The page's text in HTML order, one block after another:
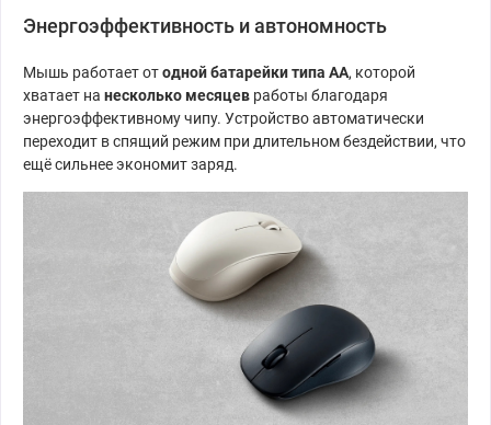
Энергоэффективность и автономность
Мышь работает отодной батарейки типа AA, которой
хватает на несколько месяцев работы благодаря
энергоэффективному чипу. Устройство автоматически
переходит в спящий режим при длительном бездействии, что
ещё сильнее экономит заряд.